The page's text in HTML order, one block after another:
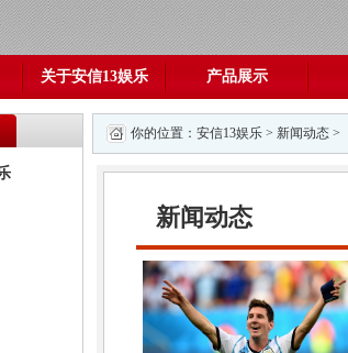
关于安信13娱乐 产品展示
你的位置： 安信13娱乐 > 新闻动态 >
新闻动态